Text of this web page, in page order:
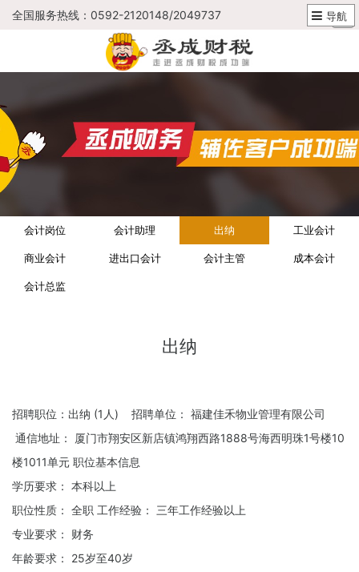
全国服务热线：0592-2120148/2049737
会计岗位 会计助理 出纳 工业会计
商业会计 进出口会计 会计主管 成本会计
会计总监
出纳
招聘职位：出纳 (1人) 招聘单位： 福建佳禾物业管理有限公司
通信地址： 厦门市翔安区新店镇鸿翔西路1888号海西明珠1号楼10
楼1011单元 职位基本信息
学历要求： 本科以上
职位性质： 全职 工作经验： 三年工作经验以上
专业要求： 财务
年龄要求： 25岁至40岁
导航